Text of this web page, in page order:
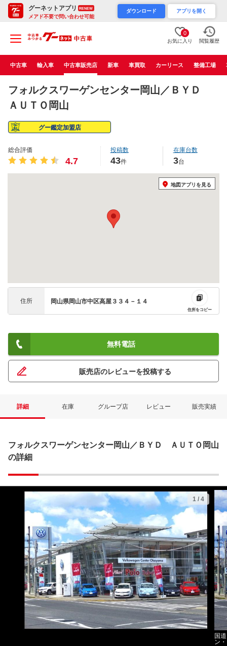
グーネットアプリ RENEW
メアド不要で問い合わせ可能
ダウンロード アプリを開く
0
お気に入り 閲覧履歴
中古車 輸入車 中古車販売店 新車 車買取 カーリース 整備工場
フォルクスワーゲンセンター岡山／ＢＹＤ
ＡＵＴＯ岡山
グー鑑定加盟店
総合評価
4.7
投稿数
43件
在庫台数
3台
地図アプリを見る
住所 岡山県岡山市中区高屋３３４－１４
住所をコピー
無料電話
販売店のレビューを投稿する
詳細 在庫 グループ店 レビュー 販売実績
フォルクスワーゲンセンター岡山／ＢＹＤ ＡＵＴＯ岡山
の詳細
1 / 4
国
ン